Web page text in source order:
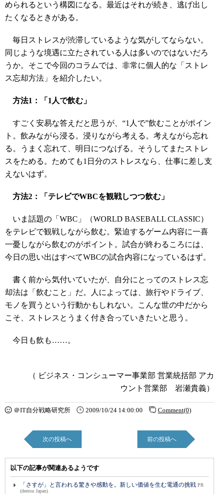
められるという構図になる。最近はそれが続き、逃げ出し
たくなるときがある。
毎日ストレスが渋滞しているような気がしてならない。
同じような境遇に立たされている人は多いのではないだろ
うか。そこで今回のコラムでは、非常に個人的な「ストレ
ス忘却方法」を紹介したい。
方法1：「1人で飲む」
すごく安易な答えだと思うが、“1人で”飲むことがポイン
ト。飲みながら浸る。浸りながら考える。考えながら忘れ
る。うまく忘れて、明日につなげる。そうしてまたストレ
スをためる。ためても1日分のストレスなら、仕事に差し支
えないはず。
方法2：「テレビでWBCを観戦しつつ飲む」
いま話題の「WBC」（WORLD BASEBALL CLASSIC）
をテレビで観戦しながら飲む。緊迫するゲーム内容に一喜
一憂しながら飲むのがポイント。試合が終わるころには、
今日の思い出はすべてWBCの試合内容になっているはず。
書く前から気付いていたが、自分にとってのストレス忘
却法は「飲むこと」だ。人によっては、旅行やドライブ、
モノを買うという行動かもしれない。こんな世の中だから
こそ、ストレスとうまく付き合っていきたいと思う。
今日も飲も……。
（ ビジネス・コンシューマー事業部 営業統括部 アカ
ウント営業部 岩瀬貴義）
＠IT自分戦略研究所 2009/10/24 14:00:00 Comment(0)
次の投稿へ 前の投稿へ
以下の記事が関連あるようです
「さすが」と言われる驚きや感動を。新しい価値を生む電通の挑戦 PR
(dentsu Japan)